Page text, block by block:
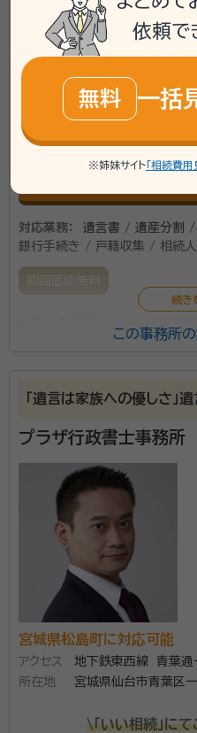
的確に把握し、ご納得でき
上げ、安心して相続手続が
行政書士
所属団体： 宮城県行政書士会
東仙台駅 車で7分
所在地
宮城県仙台市宮城野
お電話で
Web相談
対応業務：
遺言書 / 遺産分割
銀行手続き / 戸籍収集 / 相続
初回面談無料
事務所口コミ（抜粋）：
account_circle 満足度 5.0
ご利用時
自宅まで来ていただいて説明を受
して頂いたため契約を決めました。
契約後の感想
相続に関しては説明を聞いた感じ
たが、不動産が絡む相続に関して
実だと感じました。
資格等：行政書士
所属団体： 宮城県行政書士会
この事務所
「遺言は家族への優しさ」
プラザ行政書士事務所
宮城県松島町に対応可能
アクセス
地下鉄東西線 青葉通
所在地
宮城県仙台市青葉区
\「いい相続」に
依頼で
無料 一括
※姉妹サイト 「相続費用